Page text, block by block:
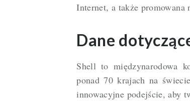
Internet, a także promowana
Dane
Shell to międzynarodowa
ponad 70 krajach na
innowacyjne podejście, aby